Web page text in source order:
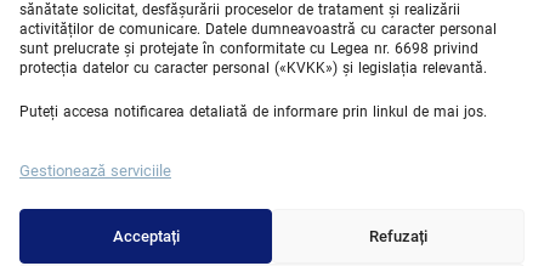
sănătate solicitat, desfășurării proceselor de tratament și realizării
activităților de comunicare. Datele dumneavoastră cu caracter personal
sunt prelucrate și protejate în conformitate cu Legea nr. 6698 privind
protecția datelor cu caracter personal («KVKK») și legislația relevantă.
Puteți accesa notificarea detaliată de informare prin linkul de mai jos.
Gestionează serviciile
Acceptați Refuzați
Despre noi
Unitati Medicale
Echipa medicala